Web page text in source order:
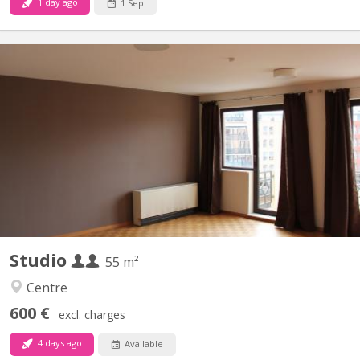
1 Sep
Studio
55 m²
Centre
600 € excl. charges
4 days ago Available
Très grand sturdio de 55 m2 avec cuisines équipée privativve,
salle de bain privative, balcon, video parlophone